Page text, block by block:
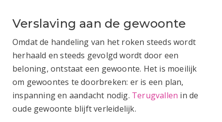
Verslaving aan de gewoonte
Omdat de handeling van het roken steeds wordt
herhaald en steeds gevolgd wordt door een
beloning, ontstaat een gewoonte. Het is moeilijk
om gewoontes te doorbreken: er is een plan,
inspanning en aandacht nodig. Terugvallen in de
oude gewoonte blijft verleidelijk.